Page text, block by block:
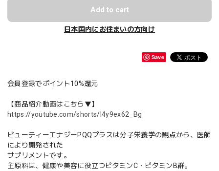
Add to cart
日本国内にお住まいの方向け
Save
会員登録でポイント10%還元
【商品紹介動画はこちら▼】
https://youtube.com/shorts/I4y9ex62_Bg
ビューティーエナジーPQQプラスは分子栄養学の観点から、医師
により開発された
サプリメントです。
主原料は、健康や美容に役立つビタミンC・ビタミンB群。